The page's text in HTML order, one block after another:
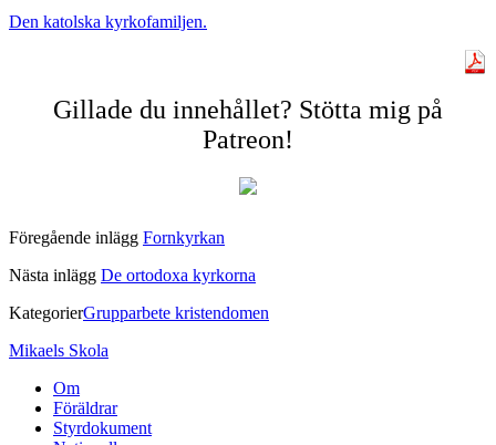
Den katolska kyrkofamiljen.
Gillade du innehållet? Stötta mig på
Patreon!
Föregående inlägg Fornkyrkan
Nästa inlägg De ortodoxa kyrkorna
KategorierGrupparbete kristendomen
Mikaels Skola
Om
Föräldrar
Styrdokument